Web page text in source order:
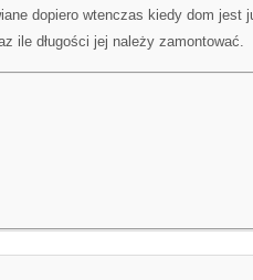
dopiero wtenczas kiedy dom jest
ile długości jej należy zamontować.